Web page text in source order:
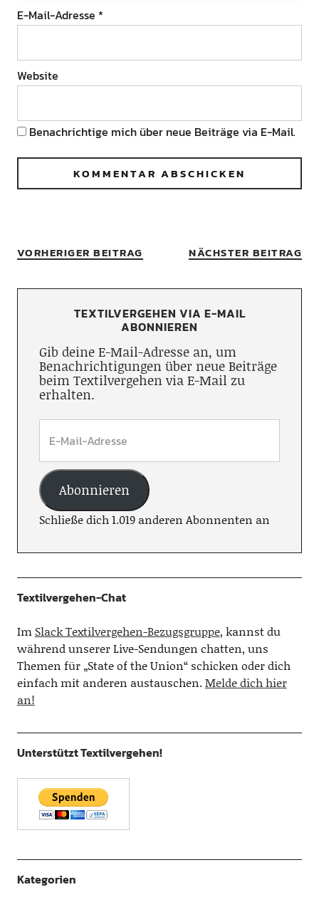
E-Mail-Adresse *
Website
Benachrichtige mich über neue Beiträge via E-Mail.
VORHERIGER BEITRAG NÄCHSTER BEITRAG
TEXTILVERGEHEN VIA E-MAIL
ABONNIEREN
Gib deine E-Mail-Adresse an, um
Benachrichtigungen über neue Beiträge
beim Textilvergehen via E-Mail zu
erhalten.
Abonnieren
Schließe dich 1.019 anderen Abonnenten an
Textilvergehen-Chat
Im Slack Textilvergehen-Bezugsgruppe, kannst du
während unserer Live-Sendungen chatten, uns
Themen für „State of the Union“ schicken oder dich
einfach mit anderen austauschen.Melde dich hier
an!
Unterstützt Textilvergehen!
Kategorien